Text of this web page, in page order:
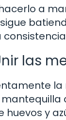
a
las
la
huevos y